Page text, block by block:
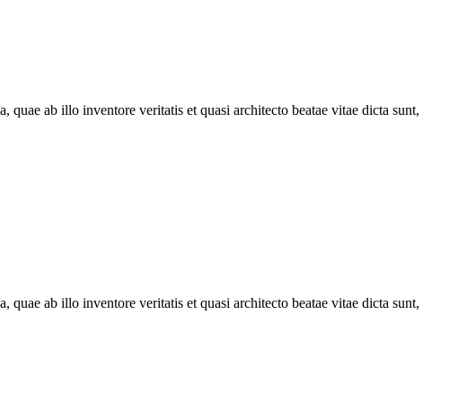
quae ab illo inventore veritatis et quasi architecto beatae vitae dicta sunt,
quae ab illo inventore veritatis et quasi architecto beatae vitae dicta sunt,